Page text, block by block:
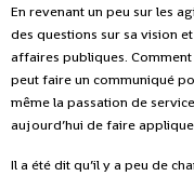
En revenant un peu sur les
des questions sur sa vision
affaires publiques.
peut faire un communiqué
même la passation de
aujourd’hui de faire
Il a été dit qu’il y a peu de